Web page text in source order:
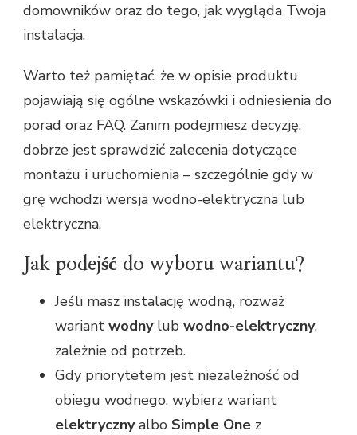
domowników oraz do tego, jak wygląda Twoja
instalacja.
Warto też pamiętać, że w opisie produktu
pojawiają się ogólne wskazówki i odniesienia do
porad oraz FAQ. Zanim podejmiesz decyzję,
dobrze jest sprawdzić zalecenia dotyczące
montażu i uruchomienia – szczególnie gdy w
grę wchodzi wersja wodno-elektryczna lub
elektryczna.
Jak podejść do wyboru wariantu?
Jeśli masz instalację wodną, rozważ
wariant wodnylub wodno-elektryczny,
zależnie od potrzeb.
Gdy priorytetem jest niezależność od
obiegu wodnego, wybierz wariant
elektrycznyalbo Simple One z